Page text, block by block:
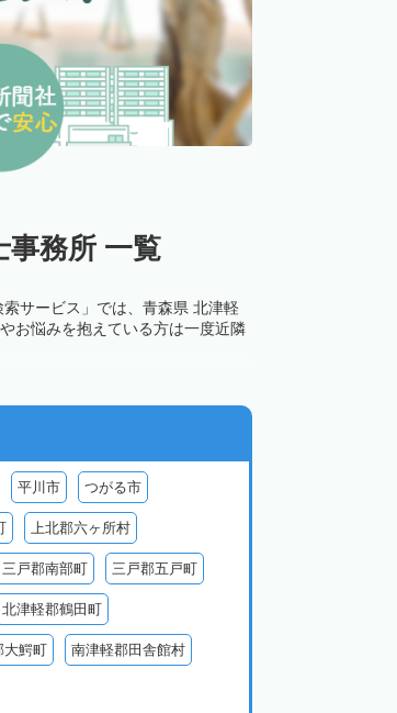
事務所 一覧
サービス」では、青森県 北津軽
お悩みを抱えている方は一度近隣
平川市 つがる市
上北郡六ヶ所村
三戸郡南部町 三戸郡五戸町
北津軽郡鶴田町
大鰐町 南津軽郡田舎館村